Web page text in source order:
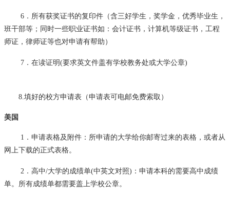
6．所有获奖证书的复印件（含三好学生，奖学金，优秀毕业生，
班干部等；同时一些职业证书如：会计证书，计算机等级证书，工程
师证，律师证等也对申请有帮助）
7．在读证明(要求英文件盖有学校教务处或大学公章)
8.填好的校方申请表（申请表可电邮免费索取）
美国
1．申请表格及附件：所申请的大学给你邮寄过来的表格，或者从
网上下载的正式表格。
2．高中/大学的成绩单(中英文对照)：申请本科的需要高中成绩
单。所有成绩单都需要盖上学校公章。